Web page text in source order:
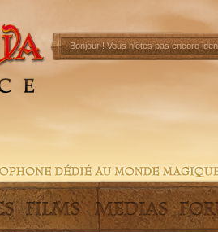
Bonjour !Vous n'êtes pas encore